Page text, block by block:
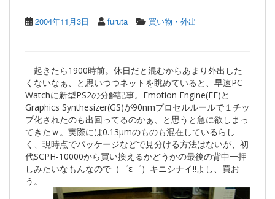
2004年11月3日 furuta 買い物・外出
起きたら1900時前。休日だと混むからあまり外出した
くないなぁ、と思いつつネットを眺めていると、早速PC
Watchに新型PS2の分解記事。Emotion Engine(EE)と
Graphics Synthesizer(GS)が90nmプロセルルールで１チッ
プ化されたのも出回ってるのかぁ、と思うと急に欲しまっ
てきたｗ。実際には0.13μmのものも混在しているらし
く、現時点でパッケージなどで見分ける方法はないが、初
代SCPH-10000から買い換えるかどうかの最後の背中一押
しみたいなもんなので（゜ε゜）キニシナイ!!よし、買お
う。